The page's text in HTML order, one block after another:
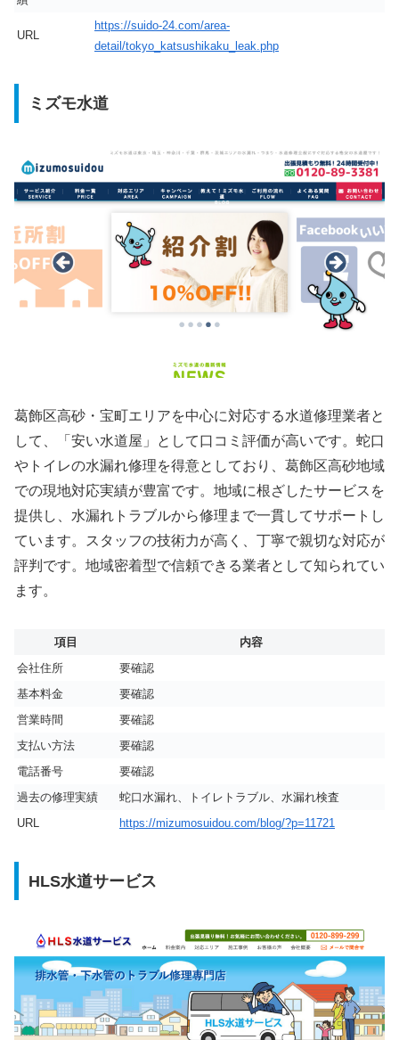
URL
https://suido-24.com/area-
detail/tokyo_katsushikaku_leak.php
ミズモ水道
葛飾区高砂・宝町エリアを中心に対応する水道修理業者と
して、「安い水道屋」として口コミ評価が高いです。蛇口
やトイレの水漏れ修理を得意としており、葛飾区高砂地域
での現地対応実績が豊富です。地域に根ざしたサービスを
提供し、水漏れトラブルから修理まで一貫してサポートし
ています。スタッフの技術力が高く、丁寧で親切な対応が
評判です。地域密着型で信頼できる業者として知られてい
ます。
項目
内容
会社住所
要確認
基本料金
要確認
営業時間
要確認
支払い方法
要確認
電話番号
要確認
過去の修理実績
蛇口水漏れ、トイレトラブル、水漏れ検査
URL
https://mizumosuidou.com/blog/?p=11721
HLS水道サービス